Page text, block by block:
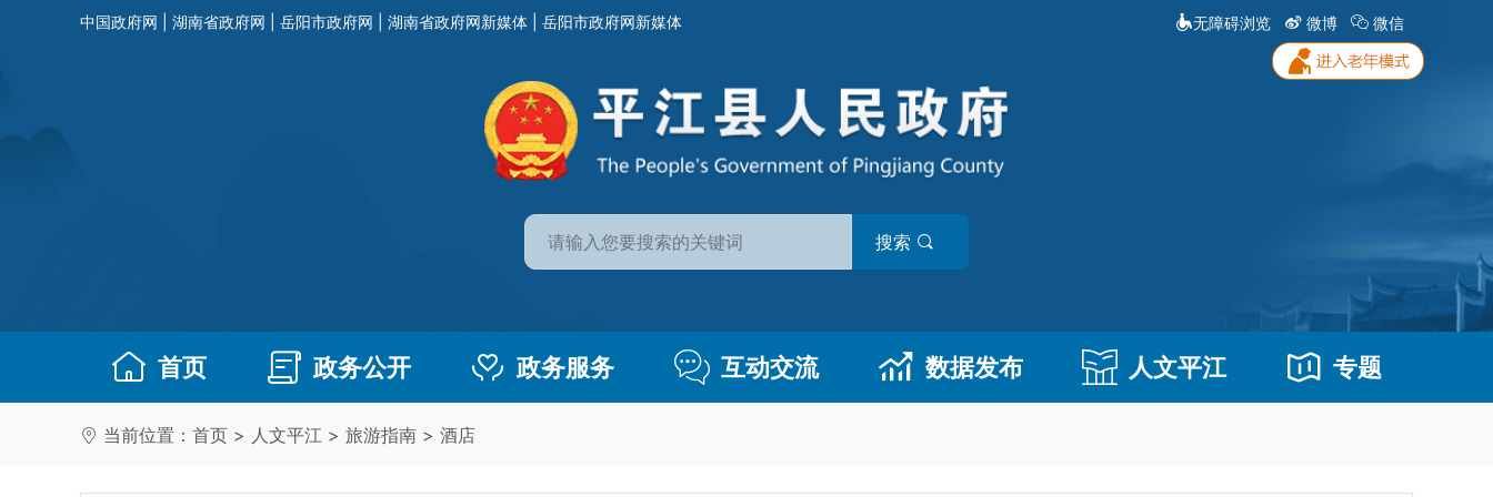
中国政府网 湖南省政府网 岳阳市政府网 湖南省政府网新媒体 岳阳市政府网新媒体 无障碍浏览 微博 微信
搜索
首页 政务公开 政务服务 互动交流 数据发布 人文平江 专题
当前位置： 首页 > 人文平江 > 旅游指南 > 酒店